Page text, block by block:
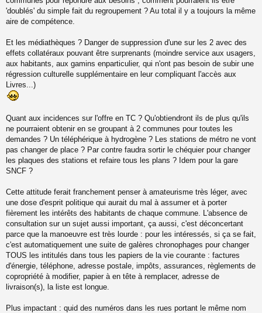
'doublés' du simple fait du regroupement ? Au total il y a toujours la même
aire de compétence.
Et les médiathèques ? Danger de suppression d'une sur les 2 avec des
effets collatéraux pouvant être surprenants (moindre service aux usagers,
aux habitants, aux gamins enparticulier, qui n'ont pas besoin de subir une
régression culturelle supplémentaire en leur compliquant l'accès aux
Livres...)
Quant aux incidences sur l'offre en TC ? Qu'obtiendront ils de plus qu'ils
ne pourraient obtenir en se groupant à 2 communes pour toutes les
demandes ? Un téléphérique à hydrogène ? Les stations de métro ne vont
pas changer de place ? Par contre faudra sortir le chéquier pour changer
les plaques des stations et refaire tous les plans ? Idem pour la gare
SNCF ?
Cette attitude ferait franchement penser à amateurisme très léger, avec
une dose d'esprit politique qui aurait du mal à assumer et à porter
fièrement les intérêts des habitants de chaque commune. L'absence de
consultation sur un sujet aussi important, ça aussi, c'est déconcertant
parce que la manoeuvre est très lourde : pour les intéressés, si ça se fait,
c'est automatiquement une suite de galères chronophages pour changer
TOUS les intitulés dans tous les papiers de la vie courante : factures
d'énergie, téléphone, adresse postale, impôts, assurances, règlements de
copropriété à modifier, papier à en tête à remplacer, adresse de
livraison(s), la liste est longue.
Plus impactant : quid des numéros dans les rues portant le même nom